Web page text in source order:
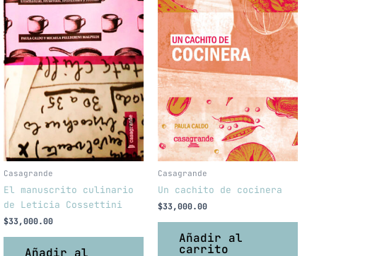
Casagrande
El manuscrito culinario
de Leticia Cossettini
$33,000.00
Añadir al
Casagrande
Un cachito de cocinera
$33,000.00
Añadir al
carrito